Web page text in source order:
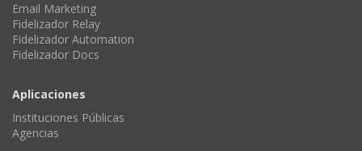
Email Marketing
Fidelizador Relay
Fidelizador Automation
Fidelizador Docs
Aplicaciones
Instituciones Públicas
Agencias